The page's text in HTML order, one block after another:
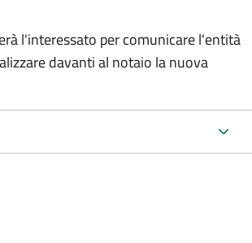
l'interessato per comunicare l'entità
davanti al notaio la nuova